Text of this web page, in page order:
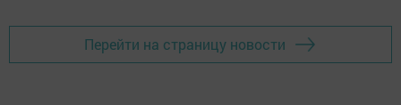
Перейти на страницу новости